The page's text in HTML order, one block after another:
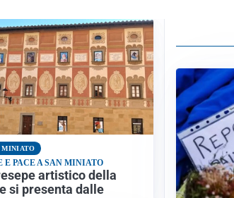
MINIATO
E PACE A SAN MINIATO
artistico della
si presenta dalle